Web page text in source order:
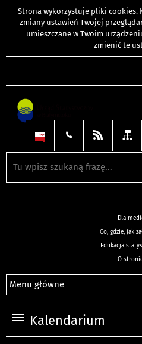
Strona wykorzystuje pliki cookies.
zmiany ustawień Twojej
umieszczane w Twoim
zmienić te
Dla
Co, gdzie, jak
Edukacja
O
Menu główne
Kalendarium